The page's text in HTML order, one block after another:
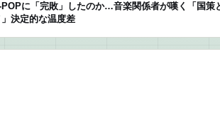
に「完敗」したのか…音楽関係者が嘆く「国策
決定的な温度差